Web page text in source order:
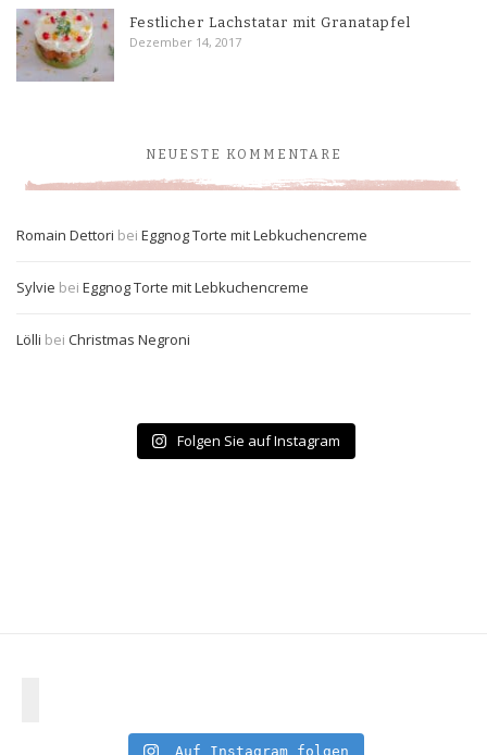
Festlicher Lachstatar mit Granatapfel
Dezember 14, 2017
NEUESTE KOMMENTARE
Romain Dettori bei Eggnog Torte mit Lebkuchencreme
Sylvie bei Eggnog Torte mit Lebkuchencreme
Lölli bei Christmas Negroni
Folgen Sie auf Instagram
Auf Instagram folgen